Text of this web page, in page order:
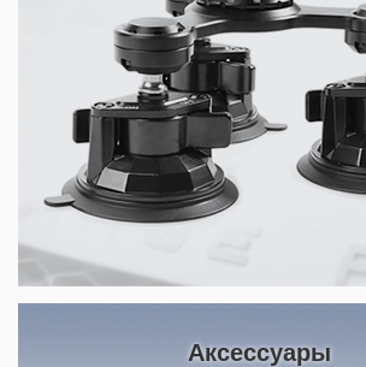
Аксессуары